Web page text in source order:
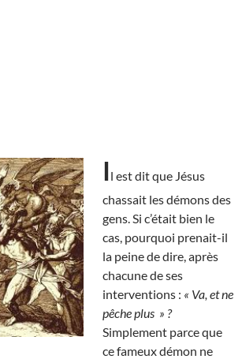
Il est dit que Jésus
chassait les démons des
gens. Si c’était bien le
cas, pourquoi prenait-il
la peine de dire, après
chacune de ses
interventions : « Va, et ne
pêche plus » ?
Simplement parce que
ce fameux démon ne